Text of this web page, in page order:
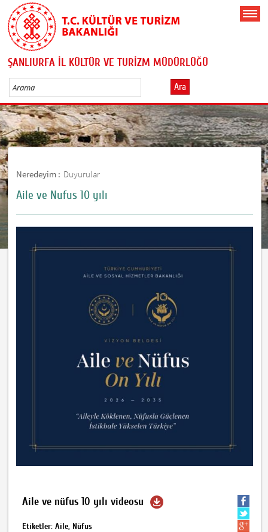
ŞANLIURFA İL KÜLTÜR VE TURİZM MÜDÜRLÜĞÜ
Ara
Neredeyim : Duyurular
Aile ve Nufus 10 yılı
Aile ve nüfus 10 yılı videosu
Etiketler: Aile, Nüfus